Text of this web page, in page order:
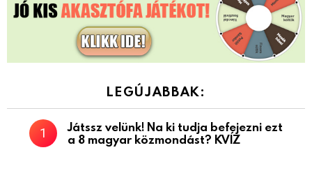
LEGÚJABBAK:
Játssz velünk! Na ki tudja befejezni ezt
a 8 magyar közmondást? KVÍZ